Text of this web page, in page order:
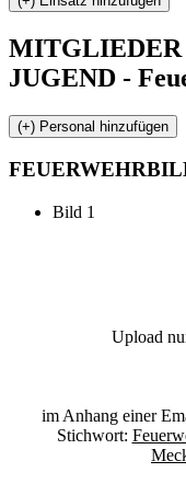
MITGLIEDER
JUGEND -
FEUERWEHR
Bild 1
Upload
im Anhang einer
Stichwort: